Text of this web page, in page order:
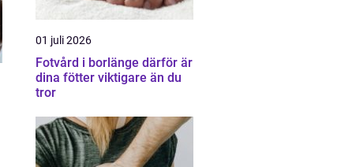
01 juli 2026
Fotvård i borlänge därför är
dina fötter viktigare än du
tror